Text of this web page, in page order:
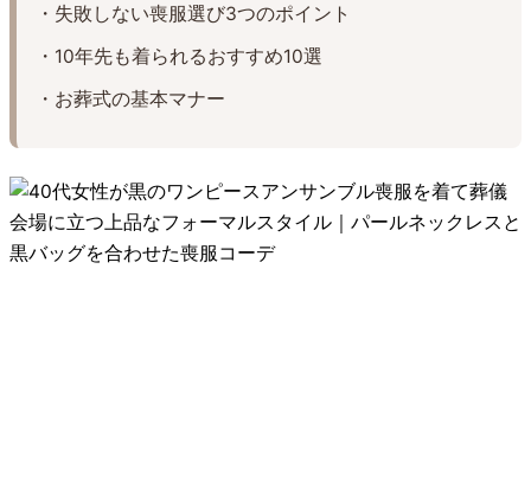
・失敗しない喪服選び3つのポイント
・10年先も着られるおすすめ10選
・お葬式の基本マナー